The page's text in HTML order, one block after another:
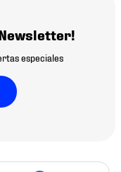
especiales